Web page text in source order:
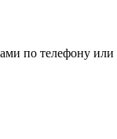
по телефону